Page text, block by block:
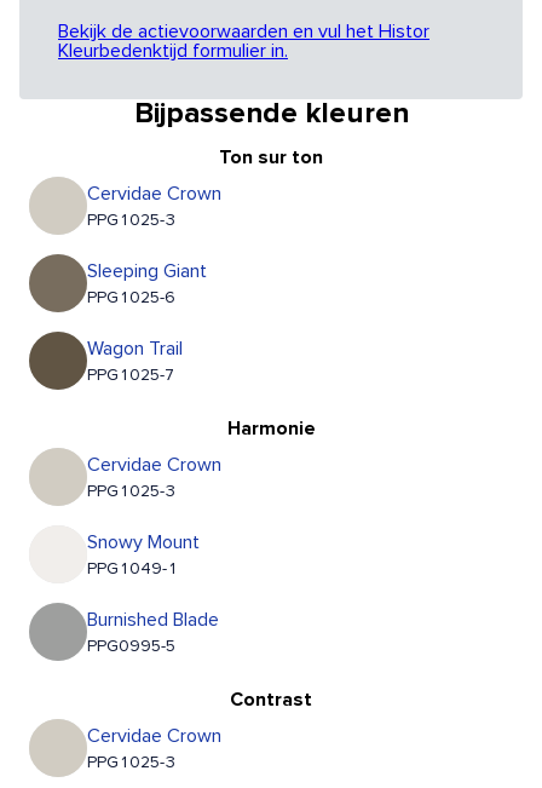
Bekijk de actievoorwaarden en vul het Histor
Kleurbedenktijd formulier in.
Bijpassende kleuren
Ton sur ton
Cervidae Crown
PPG1025-3
Sleeping Giant
PPG1025-6
Wagon Trail
PPG1025-7
Harmonie
Cervidae Crown
PPG1025-3
Snowy Mount
PPG1049-1
Burnished Blade
PPG0995-5
Contrast
Cervidae Crown
PPG1025-3